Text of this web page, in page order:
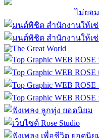
ไม่ยอม